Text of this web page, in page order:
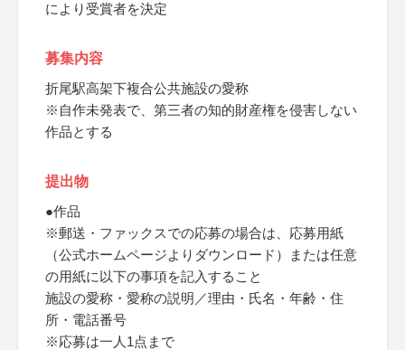
により受賞者を決定
募集内容
折尾駅高架下複合公共施設の愛称
※自作未発表で、第三者の知的財産権を侵害しない
作品とする
提出物
●作品
※郵送・ファックスでの応募の場合は、応募用紙
（公式ホームページよりダウンロード）または任意
の用紙に以下の事項を記入すること
施設の愛称・愛称の説明／理由・氏名・年齢・住
所・電話番号
※応募は一人1点まで